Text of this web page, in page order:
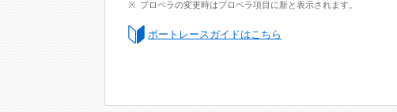
プロペラの変更時はプロペラ項目に新と表示されます。
ボートレースガイドはこちら